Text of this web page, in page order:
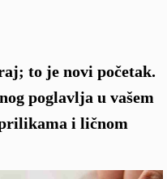
to je novi početak.
poglavlja u vašem
i ličnom